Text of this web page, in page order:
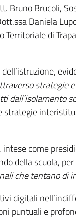
Bruno Brucoli,
Daniela
di
strategie
dall’isolamento
come
della scuola,
che tentano di
digitali
puntuali e